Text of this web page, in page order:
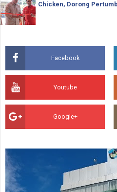
Chicken, Dorong
Facebook
Youtube
Google+